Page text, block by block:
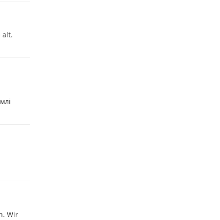
alt.
Wir